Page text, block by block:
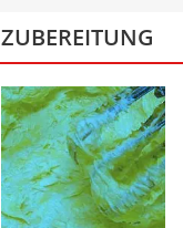
ZUBEREITUNG